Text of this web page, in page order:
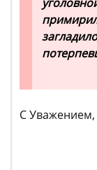
С Уважением,